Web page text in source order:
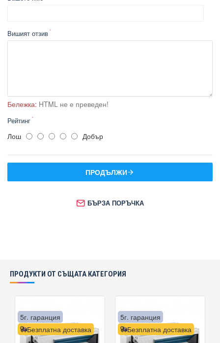
Вишият отзив
Бележка: HTML не е преведен!
Рейтинг
Лош Добър
ПРОДЪЛЖИ
БЪРЗА ПОРЪЧКА
ПРОДУКТИ ОТ СЪЩАТА КАТЕГОРИЯ
Безплатна доставка
5г. гаранция
Безплатна доставка
5г. гаранция